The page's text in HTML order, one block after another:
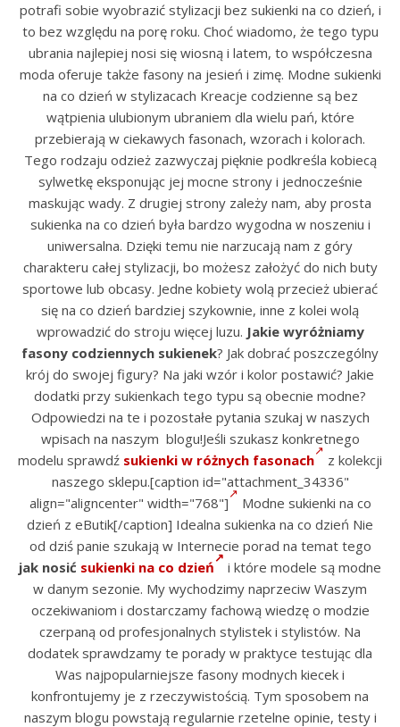
potrafi sobie wyobrazić stylizacji bez sukienki na co dzień, i
to bez względu na porę roku. Choć wiadomo, że tego typu
ubrania najlepiej nosi się wiosną i latem, to współczesna
moda oferuje także fasony na jesień i zimę. Modne sukienki
na co dzień w stylizacach Kreacje codzienne są bez
wątpienia ulubionym ubraniem dla wielu pań, które
przebierają w ciekawych fasonach, wzorach i kolorach.
Tego rodzaju odzież zazwyczaj pięknie podkreśla kobiecą
sylwetkę eksponując jej mocne strony i jednocześnie
maskując wady. Z drugiej strony zależy nam, aby prosta
sukienka na co dzień była bardzo wygodna w noszeniu i
uniwersalna. Dzięki temu nie narzucają nam z góry
charakteru całej stylizacji, bo możesz założyć do nich buty
sportowe lub obcasy. Jedne kobiety wolą przecież ubierać
się na co dzień bardziej szykownie, inne z kolei wolą
wprowadzić do stroju więcej luzu. Jakie wyróżniamy
fasony codziennych sukienek? Jak dobrać poszczególny
krój do swojej figury? Na jaki wzór i kolor postawić? Jakie
dodatki przy sukienkach tego typu są obecnie modne?
Odpowiedzi na te i pozostałe pytania szukaj w naszych
wpisach na naszym blogu!Jeśli szukasz konkretnego
modelu sprawdź sukienki w różnych fasonach
z kolekcji
naszego sklepu.[caption id="attachment_34336"
align="aligncenter" width="768"]
Modne sukienki na co
dzień z eButik[/caption] Idealna sukienka na co dzień Nie
od dziś panie szukają w Internecie porad na temat tego
jak nosić sukienki na co dzień
i które modele są modne
w danym sezonie. My wychodzimy naprzeciw Waszym
oczekiwaniom i dostarczamy fachową wiedzę o modzie
czerpaną od profesjonalnych stylistek i stylistów. Na
dodatek sprawdzamy te porady w praktyce testując dla
Was najpopularniejsze fasony modnych kiecek i
konfrontujemy je z rzeczywistością. Tym sposobem na
naszym blogu powstają regularnie rzetelne opinie, testy i